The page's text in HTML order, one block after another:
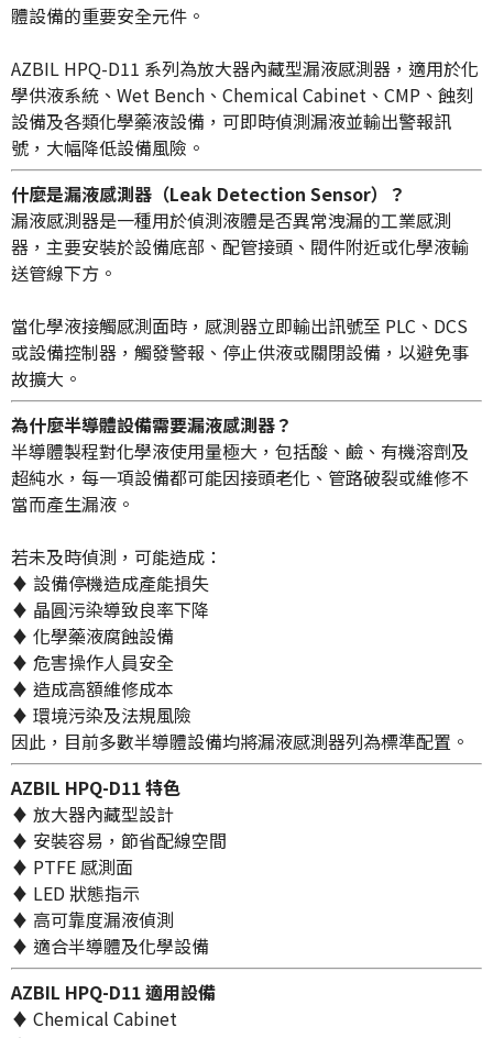
體設備的重要安全元件。
AZBIL HPQ-D11 系列為放大器內藏型漏液感測器，適用於化
學供液系統、Wet Bench、Chemical Cabinet、CMP、蝕刻
設備及各類化學藥液設備，可即時偵測漏液並輸出警報訊
號，大幅降低設備風險。
什麼是漏液感測器（Leak Detection Sensor）？
漏液感測器是一種用於偵測液體是否異常洩漏的工業感測
器，主要安裝於設備底部、配管接頭、閥件附近或化學液輸
送管線下方。
當化學液接觸感測面時，感測器立即輸出訊號至 PLC、DCS
或設備控制器，觸發警報、停止供液或關閉設備，以避免事
故擴大。
為什麼半導體設備需要漏液感測器？
半導體製程對化學液使用量極大，包括酸、鹼、有機溶劑及
超純水，每一項設備都可能因接頭老化、管路破裂或維修不
當而產生漏液。
若未及時偵測，可能造成：
♦ 設備停機造成產能損失
♦ 晶圓污染導致良率下降
♦ 化學藥液腐蝕設備
♦ 危害操作人員安全
♦ 造成高額維修成本
♦ 環境污染及法規風險
因此，目前多數半導體設備均將漏液感測器列為標準配置。
AZBIL HPQ-D11 特色
♦ 放大器內藏型設計
♦ 安裝容易，節省配線空間
♦ PTFE 感測面
♦ LED 狀態指示
♦ 高可靠度漏液偵測
♦ 適合半導體及化學設備
AZBIL HPQ-D11 適用設備
♦ Chemical Cabinet